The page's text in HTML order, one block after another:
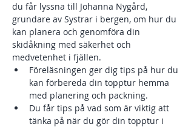
du får lyssna till Johanna Nygård,
grundare av Systrar i bergen, om hur du
kan planera och genomföra din
skidåkning med säkerhet och
medvetenhet i fjällen.
Föreläsningen ger dig tips på hur du
kan förbereda din topptur hemma
med planering och packning.
Du får tips på vad som är viktig att
tänka på när du gör din topptur i